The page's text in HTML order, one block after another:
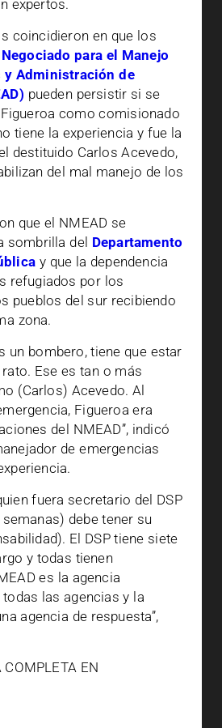
expertos.
coincidieron en que los
Negociado para el Manejo
y Administración de
pueden persistir si se
como comisionado
tiene la experiencia y fue la
destituido Carlos Acevedo,
del mal manejo de los
que el NMEAD se
sombrilla del Departamento
y que la dependencia
refugiados por los
pueblos del sur recibiendo
zona.
un bombero, tiene que estar
Ese es tan o más
(Carlos) Acevedo. Al
Figueroa era
del NMEAD”, indicó
de emergencias
fuera secretario del DSP
debe tener su
El DSP tiene siete
y todas tienen
es la agencia
las agencias y la
agencia de respuesta”,
EN